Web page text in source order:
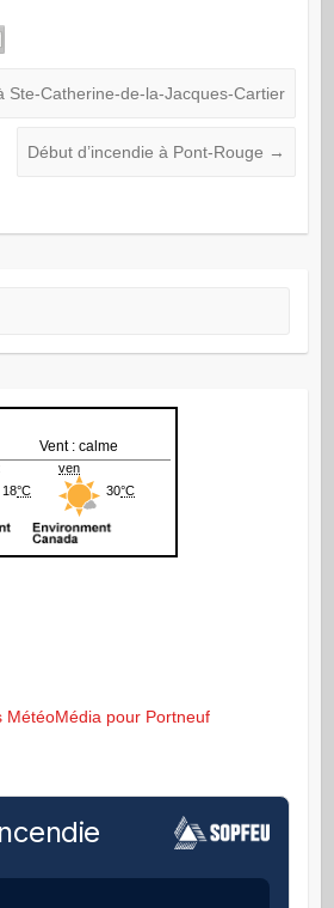
Ste-Catherine-de-la-Jacques-Cartier
Début d’incendie à Pont-Rouge →
MétéoMédia pour Portneuf